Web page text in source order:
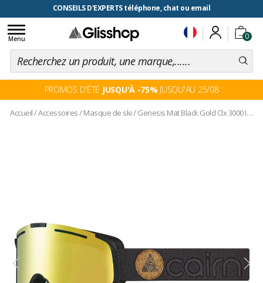
CONSEILS D'EXPERTS téléphone, chat ou email
0
Toggle
navigation
Menu
PROMOS D'ÉTÉ JUSQU'À -75% JUSQU'AU 25/08
Accueil/Accessoires/Masque de ski/Genesis Mat Black Gold Clx 3000 Ium